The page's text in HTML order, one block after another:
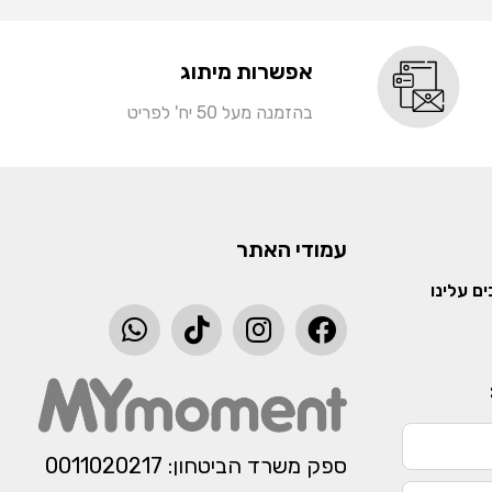
אפשרות מיתוג
בהזמנה מעל 50 יח' לפריט
עלינו
עמודי האתר
ספק משרד הביטחון: 0011020217​​